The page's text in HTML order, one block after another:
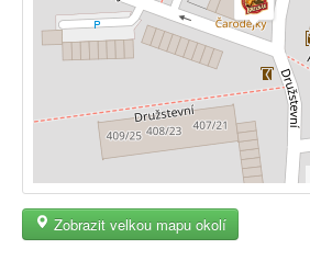
Zobrazit velkou mapu okolí